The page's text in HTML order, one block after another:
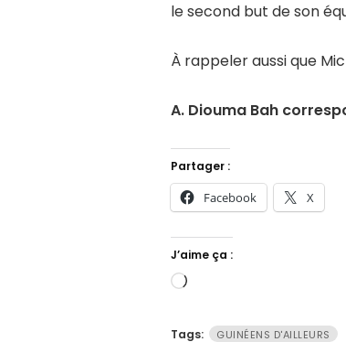
le second but de son
À rappeler aussi que
A. Diouma Bah
Partager :
Facebook X
J’aime ça :
Chargement…
Tags: GUINÉENS D'AILLEURS